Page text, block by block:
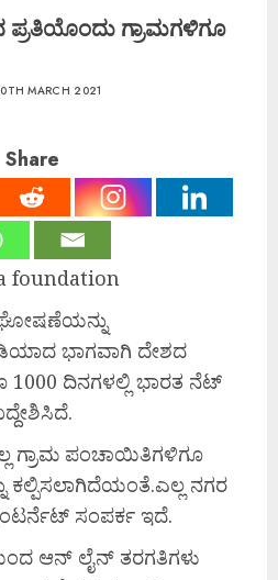
ಪ್ರತಿಯೊಂದು ಗ್ರಾಮಗಳಿಗೂ
MARCH 2021
Share
foundation
ಘೋಷಣೆಯನ್ನು
ಭಾಗವಾಗಿ ದೇಶದ
1000 ದಿನಗಳಲ್ಲಿ ಭಾರತ ನೆಟ್
ಗ್ರಾಮ ಪಂಚಾಯಿತಿಗಳಿಗೂ
ಕಲ್ಪಿಸಲಾಗಿದೆಯಂತೆ.ಎಲ್ಲ ನಗರ
ಸಂಪರ್ಕ ಇದೆ.
ಆನ್ ಲೈನ್ ತರಗತಿಗಳು